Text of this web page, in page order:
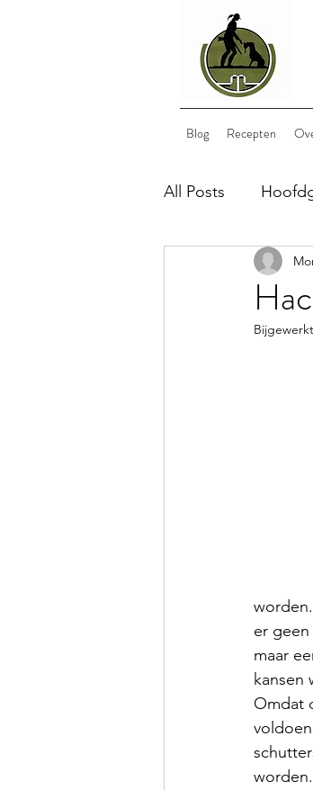
Blog Recepten
All Posts
Bijgerechten
wild
er
maar
kansen
Omdat